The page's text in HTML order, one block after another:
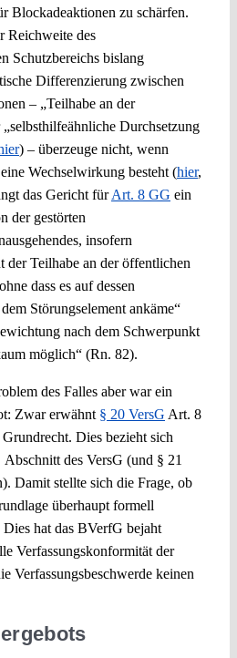
Blockadeaktionen zu schärfen.
Reichweite des
Schutzbereichs bislang
Differenzierung zwischen
– „Teilhabe an der
Durchsetzung
) – überzeuge nicht, wenn
Wechselwirkung besteht (hier,
das Gericht fürArt. 8 GG ein
der gestörten
insofern
der Teilhabe an der öffentlichen
dass es auf dessen
Störungselement ankäme“
nach dem Schwerpunkt
möglich“ (Rn. 82).
des Falles aber war ein
Zwar erwähnt § 20 VersG Art. 8
Dies bezieht sich
des VersG (und § 21
Damit stellte sich die Frage, ob
überhaupt formell
hat das BVerfG bejaht
Verfassungskonformität der
Verfassungsbeschwerde keinen